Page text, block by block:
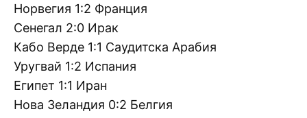
Норвегия 1:2 Франция
Сенегал 2:0 Ирак
Кабо Верде 1:1 Саудитска Арабия
Уругвай 1:2 Испания
Египет 1:1 Иран
Нова Зеландия 0:2 Белгия